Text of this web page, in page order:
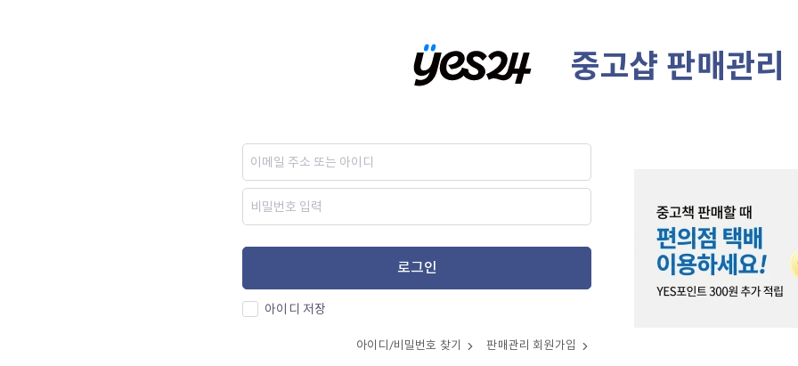
중고샵 판매관리
로그인
아이디 저장
아이디/비밀번호 찾기 판매관리 회원가입